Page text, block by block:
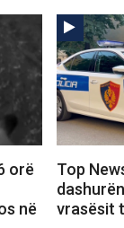
orë
në
Top
vrasësit